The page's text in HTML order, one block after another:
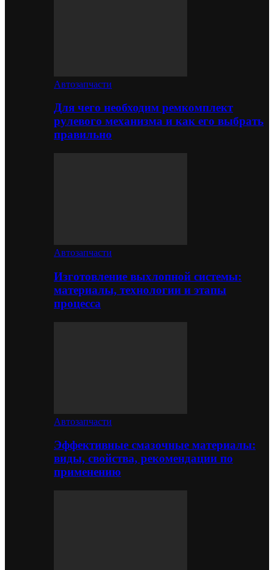
Автозапчасти
Для чего необходим ремкомплект
рулевого механизма и как его выбрать
правильно
Автозапчасти
Изготовление выхлопной системы:
материалы, технологии и этапы
процесса
Автозапчасти
Эффективные смазочные материалы:
виды, свойства, рекомендации по
применению